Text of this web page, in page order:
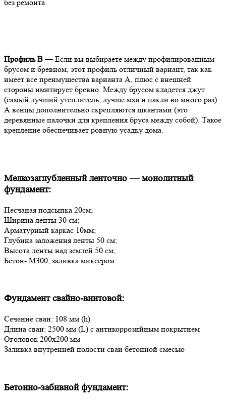
без ремонта.
Профиль В— Если вы выбираете между профилированным
брусом и бревном, этот профиль отличный вариант, так как
имеет все преимущества варианта А, плюс с внешней
стороны имитирует бревно. Между брусом кладется джут
(самый лучший утеплитель, лучше мха и пакли во много раз).
А венцы дополнительно скрепляются шкантами (это
деревянные палочки для крепления бруса между собой). Такое
крепление обеспечивает ровную усадку дома.
Мелкозаглубленный ленточно — монолитный
фундамент:
Песчаная подсыпка 20см;
Ширина ленты 30 см;
Арматурный каркас 10мм;
Глубина заложения ленты 50 см;
Высота ленты над землей 50 см;
Бетон- М300, заливка миксером
Фундамент свайно-винтовой:
Сечение сваи: 108 мм (h)
Длина сваи: 2500 мм (L) с антикоррозийным покрытием
Оголовок 200х200 мм
Заливка внутренней полости сваи бетонной смесью
Бетонно-забивной фундамент: